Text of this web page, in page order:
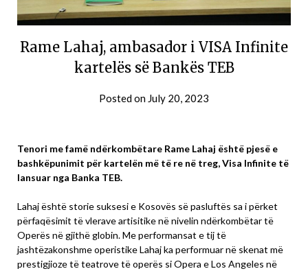
Rame Lahaj, ambasador i VISA Infinite
kartelës së Bankës TEB
Posted on July 20, 2023
Tenori me famë ndërkombëtare Rame Lahaj është pjesë e
bashkëpunimit për kartelën më të re në treg, Visa Infinite të
lansuar nga Banka TEB.
Lahaj është storie suksesi e Kosovës së pasluftës sa i përket
përfaqësimit të vlerave artisitike në nivelin ndërkombëtar të
Operës në gjithë globin. Me performansat e tij të
jashtëzakonshme operistike Lahaj ka performuar në skenat më
prestigjioze të teatrove të operës si Opera e Los Angeles në